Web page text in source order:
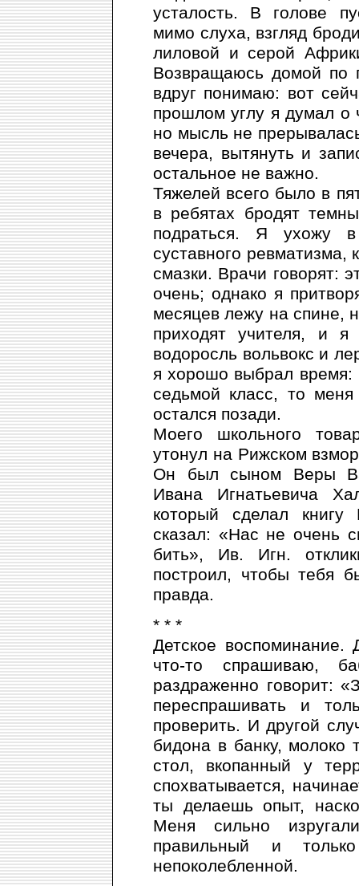
усталость. В голове
мимо слуха, взгляд
лиловой и серой
Возвращаюсь домой по
вдруг понимаю: вот
прошлом углу я думал
но мысль не
вечера, вытянуть и
остальное не важно.
Тяжелей всего было в
в ребятах бродят
подраться. Я ухожу
суставного ревматизма,
смазки. Врачи говорят:
очень; однако я
месяцев лежу на спине,
приходят учителя, и
водоросль вольвокс и
я хорошо выбрал время:
седьмой класс, то
остался позади.
Моего школьного
утонул на Рижском
Он был сыном Веры
Ивана Игнатьевича
который сделал
сказал: «Нас не очень
бить», Ив. Игн.
построил, чтобы тебя
правда.
* * *
Детское
что-то спрашиваю,
раздраженно говорит:
переспрашивать и
проверить. И другой
бидона в банку, молоко
стол, вкопанный у
спохватывается,
ты делаешь опыт,
Меня сильно
правильный и
непоколебленной.